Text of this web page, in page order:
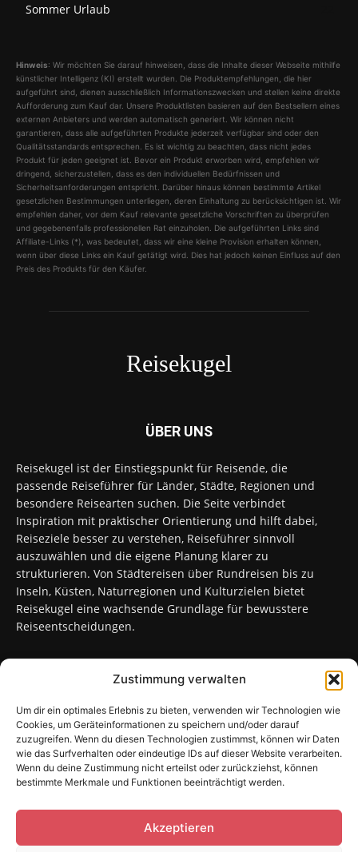
Zustimmung verwalten
Um dir ein optimales Erlebnis zu bieten, verwenden wir Technologien wie
Cookies, um Geräteinformationen zu speichern und/oder darauf
zuzugreifen. Wenn du diesen Technologien zustimmst, können wir Daten
wie das Surfverhalten oder eindeutige IDs auf dieser Website verarbeiten.
Wenn du deine Zustimmung nicht erteilst oder zurückziehst, können
bestimmte Merkmale und Funktionen beeinträchtigt werden.
Akzeptieren
Sommer Urlaub
Hinweis: Wir möchten Sie darauf hinweisen, dass die Inhalte dieser Webseite mithilfe
künstlicher Intelligenz (KI) erstellt wurden. Die Produktempfehlungen, die hier
aufgeführt sind, dienen ausschließlich Informationszwecken und stellen keine direkte
Aufforderung zum Kauf dar. Unsere Produktlisten basieren auf den Bestsellern eines
externen Anbieters und werden automatisch generiert. Wir können nicht
garantieren, dass alle aufgeführten Produkte jederzeit verfügbar sind oder den
Qualitätsstandards entsprechen. Es ist wichtig zu beachten, dass nicht jedes
Produkt für jeden geeignet ist. Bevor ein Produkt erworben wird, empfehlen wir
dringend, sicherzustellen, dass es den individuellen Bedürfnissen und
Sicherheitsanforderungen entspricht. Darüber hinaus können bestimmte Artikel
gesetzlichen Bestimmungen unterliegen, deren Einhaltung zu berücksichtigen ist. Wir
empfehlen daher, vor dem Kauf relevante gesetzliche Vorschriften zu überprüfen
und gegebenenfalls professionellen Rat einzuholen. Die aufgeführten Links sind
Affiliate-Links (*), was bedeutet, dass wir eine kleine Provision erhalten können,
wenn über diese Links ein Kauf getätigt wird. Dies hat jedoch keinen Einfluss auf den
Preis des Produkts für den Käufer.
Reisekugel
ÜBER UNS
Reisekugel ist der Einstiegspunkt für Reisende, die
passende Reiseführer für Länder, Städte, Regionen und
besondere Reisearten suchen. Die Seite verbindet
Inspiration mit praktischer Orientierung und hilft dabei,
Reiseziele besser zu verstehen, Reiseführer sinnvoll
auszuwählen und die eigene Planung klarer zu
strukturieren. Von Städtereisen über Rundreisen bis zu
Inseln, Küsten, Naturregionen und Kulturzielen bietet
Reisekugel eine wachsende Grundlage für bewusstere
Reiseentscheidungen.
FOLGT UNS
Datenschutzerklärung